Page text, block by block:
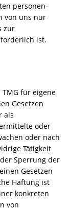
personen-
von uns nur
zur
ist.
für eigene
Gesetzen
als
oder
oder nach
Tätigkeit
Sperrung der
Gesetzen
Haftung ist
konkreten
von